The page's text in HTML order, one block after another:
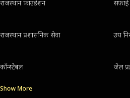
राजस्थान फाउंडेशन सफाई
राजस्थान प्रशासनिक सेवा उप
कॉन्स्टेबल जेल
Show More